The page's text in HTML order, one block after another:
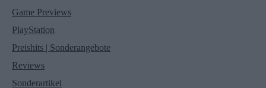
Game Previews
PlayStation
Preishits | Sonderangebote
Reviews
Sonderartikel